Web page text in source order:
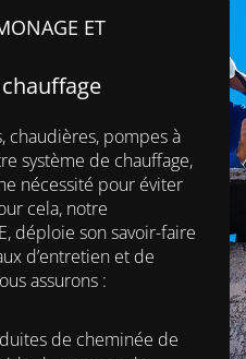
ET
chaudières, pompes à
système de chauffage,
nécessité pour éviter
cela, notre
déploie son savoir-faire
d’entretien et de
assurons :
de cheminée de